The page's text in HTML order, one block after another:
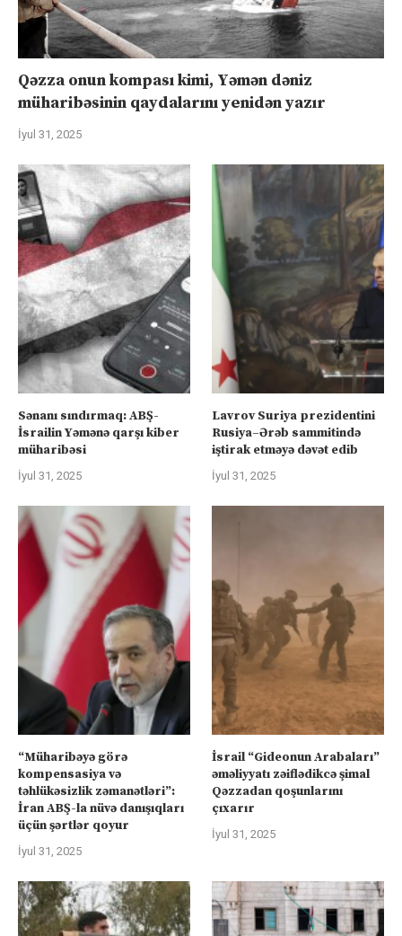
Qəzza onun kompası kimi, Yəmən dəniz
müharibəsinin qaydalarını yenidən yazır
İyul 31, 2025
Sənanı sındırmaq: ABŞ-
İsrailin Yəmənə qarşı kiber
müharibəsi
İyul 31, 2025
Lavrov Suriya prezidentini
Rusiya–Ərəb sammitində
iştirak etməyə dəvət edib
İyul 31, 2025
“Müharibəyə görə
kompensasiya və
təhlükəsizlik zəmanətləri”:
İran ABŞ-la nüvə danışıqları
üçün şərtlər qoyur
İyul 31, 2025
İsrail “Gideonun Arabaları”
əməliyyatı zəiflədikcə şimal
Qəzzadan qoşunlarını
çıxarır
İyul 31, 2025